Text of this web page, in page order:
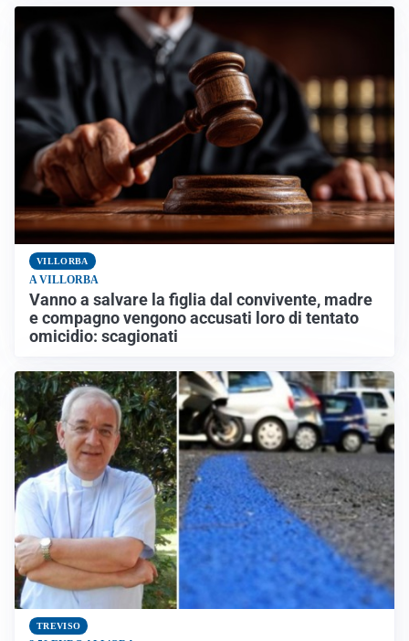
VILLORBA
A VILLORBA
Vanno a salvare la figlia dal convivente, madre
e compagno vengono accusati loro di tentato
omicidio: scagionati
TREVISO